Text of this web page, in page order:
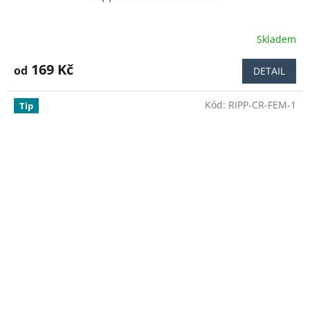
produktu
5,0
Skladem
od 169 Kč DETAIL
Tip Kód: RIPP-CR-FEM-1